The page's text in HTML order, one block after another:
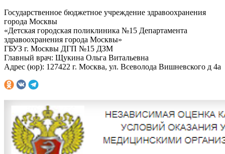
Государственное бюджетное учреждение здравоохранения
города Москвы
«Детская городская поликлиника №15 Департамента
здравоохранения города Москвы»
ГБУЗ г. Москвы ДГП №15 ДЗМ
Главный врач: Щукина Ольга Витальевна
Адрес (юр): 127422 г. Москва, ул. Всеволода Вишневского д 4а